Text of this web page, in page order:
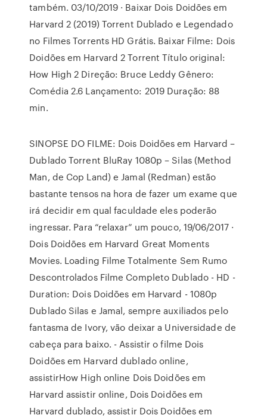
também. 03/10/2019 · Baixar Dois Doidões em
Harvard 2 (2019) Torrent Dublado e Legendado
no Filmes Torrents HD Grátis. Baixar Filme: Dois
Doidões em Harvard 2 Torrent Título original:
How High 2 Direção: Bruce Leddy Gênero:
Comédia 2.6 Lançamento: 2019 Duração: 88
min.
SINOPSE DO FILME: Dois Doidões em Harvard –
Dublado Torrent BluRay 1080p – Silas (Method
Man, de Cop Land) e Jamal (Redman) estão
bastante tensos na hora de fazer um exame que
irá decidir em qual faculdade eles poderão
ingressar. Para “relaxar” um pouco, 19/06/2017 ·
Dois Doidões em Harvard Great Moments
Movies. Loading Filme Totalmente Sem Rumo
Descontrolados Filme Completo Dublado - HD -
Duration: Dois Doidões em Harvard - 1080p
Dublado Silas e Jamal, sempre auxiliados pelo
fantasma de Ivory, vão deixar a Universidade de
cabeça para baixo. - Assistir o filme Dois
Doidões em Harvard dublado online,
assistirHow High online Dois Doidões em
Harvard assistir online, Dois Doidões em
Harvard dublado, assistir Dois Doidões em